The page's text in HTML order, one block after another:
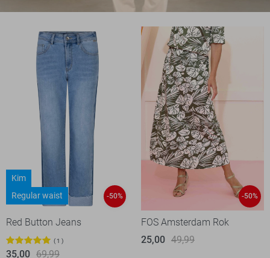
Kim
Regular waist
-50%
Red Button Jeans
1
35,00 69,99
-50%
FOS Amsterdam Rok
25,00 49,99